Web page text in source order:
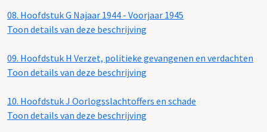
08. Hoofdstuk G Najaar 1944 - Voorjaar 1945
Toon details van deze beschrijving
09. Hoofdstuk H Verzet, politieke gevangenen en verdachten
Toon details van deze beschrijving
10. Hoofdstuk J Oorlogsslachtoffers en schade
Toon details van deze beschrijving